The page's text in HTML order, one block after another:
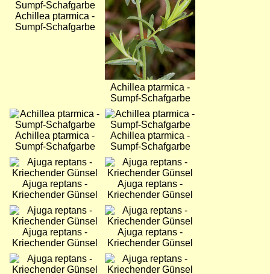
Achillea ptarmica -
Sumpf-Schafgarbe
Achillea ptarmica -
Sumpf-Schafgarbe
Bild
Achillea ptarmica -
Sumpf-Schafgarbe
Bild
Achillea ptarmica -
Sumpf-Schafgarbe
Bild
Ajuga reptans -
Kriechender Günsel
Bild
Ajuga reptans -
Kriechender Günsel
Bild
Ajuga reptans -
Kriechender Günsel
Bild
Ajuga reptans -
Kriechender Günsel
Bild
Bild